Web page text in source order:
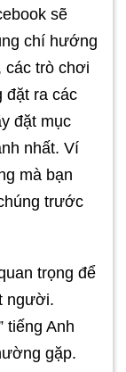
sẽ
chí hướng
các trò chơi
đặt ra các
đặt mục
nhất. Ví
mà bạn
trước
trọng để
người.
tiếng Anh
gặp.